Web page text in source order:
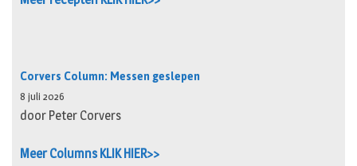
Corvers Column: Messen geslepen
8 juli 2026
door Peter Corvers
Meer Columns KLIK HIER>>